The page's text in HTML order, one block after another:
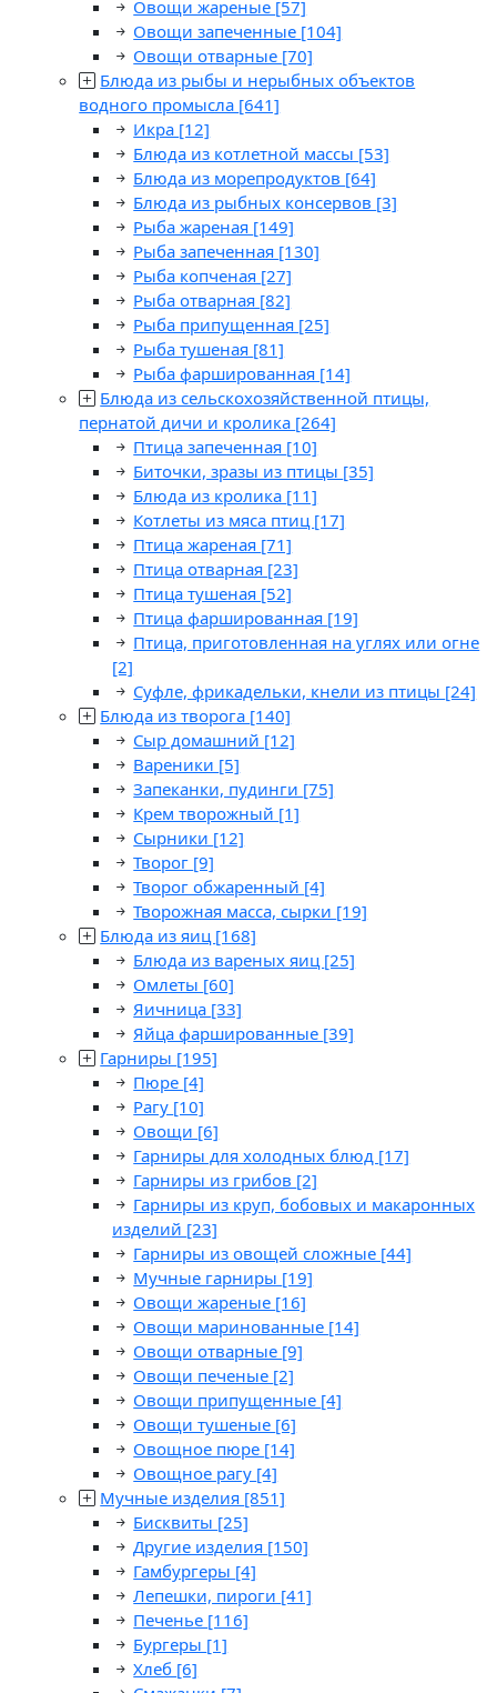
Овощи жареные [57]
Овощи запеченные [104]
Овощи отварные [70]
Блюда из рыбы и нерыбных объектов
водного промысла [641]
Икра [12]
Блюда из котлетной массы [53]
Блюда из морепродуктов [64]
Блюда из рыбных консервов [3]
Рыба жареная [149]
Рыба запеченная [130]
Рыба копченая [27]
Рыба отварная [82]
Рыба припущенная [25]
Рыба тушеная [81]
Рыба фаршированная [14]
Блюда из сельскохозяйственной птицы,
пернатой дичи и кролика [264]
Птица запеченная [10]
Биточки, зразы из птицы [35]
Блюда из кролика [11]
Котлеты из мяса птиц [17]
Птица жареная [71]
Птица отварная [23]
Птица тушеная [52]
Птица фаршированная [19]
Птица, приготовленная на углях или огне
[2]
Суфле, фрикадельки, кнели из птицы [24]
Блюда из творога [140]
Сыр домашний [12]
Вареники [5]
Запеканки, пудинги [75]
Крем творожный [1]
Сырники [12]
Творог [9]
Творог обжаренный [4]
Творожная масса, сырки [19]
Блюда из яиц [168]
Блюда из вареных яиц [25]
Омлеты [60]
Яичница [33]
Яйца фаршированные [39]
Гарниры [195]
Пюре [4]
Рагу [10]
Овощи [6]
Гарниры для холодных блюд [17]
Гарниры из грибов [2]
Гарниры из круп, бобовых и макаронных
изделий [23]
Гарниры из овощей сложные [44]
Мучные гарниры [19]
Овощи жареные [16]
Овощи маринованные [14]
Овощи отварные [9]
Овощи печеные [2]
Овощи припущенные [4]
Овощи тушеные [6]
Овощное пюре [14]
Овощное рагу [4]
Мучные изделия [851]
Бисквиты [25]
Другие изделия [150]
Гамбургеры [4]
Лепешки, пироги [41]
Печенье [116]
Бургеры [1]
Хлеб [6]